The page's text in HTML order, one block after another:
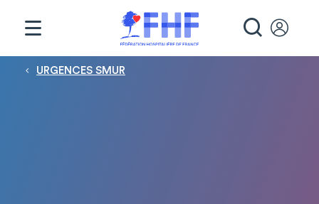
Fil d'Ariane
URGENCES SMUR
Panneau de gestion des cookies